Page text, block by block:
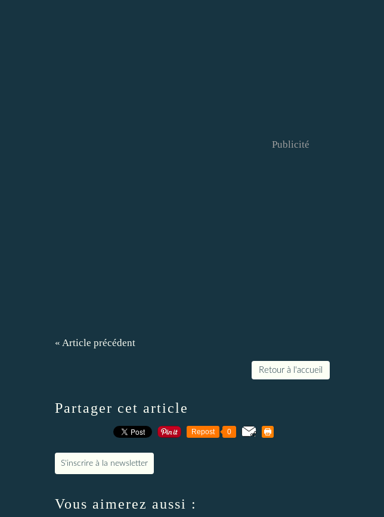
Publicité
« Article précédent
Retour à l'accueil
Partager cet article
Repost 0
S'inscrire à la newsletter
Vous aimerez aussi :